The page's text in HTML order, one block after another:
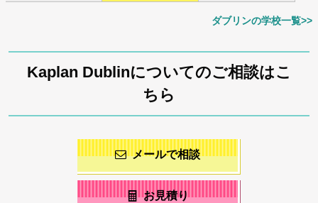
ダブリンの学校一覧>>
Kaplan Dublinについてのご相談はこ
ちら
メールで相談
お見積り